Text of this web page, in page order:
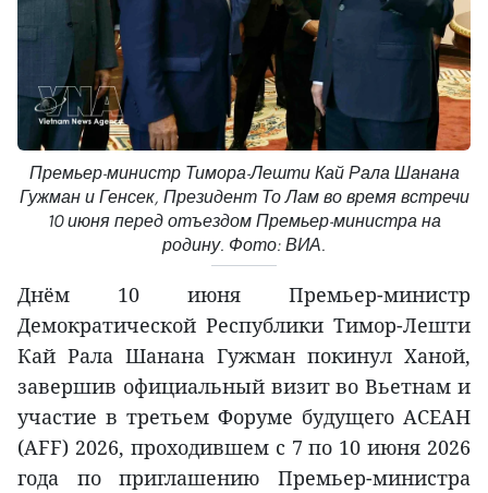
Премьер-министр Тимора-Лешти Кай Рала Шанана
Гужман и Генсек, Президент То Лам во время встречи
10 июня перед отъездом Премьер-министра на
родину. Фото: ВИА.
Днём 10 июня Премьер-министр
Демократической Республики Тимор-Лешти
Кай Рала Шанана Гужман покинул Ханой,
завершив официальный визит во Вьетнам и
участие в третьем Форуме будущего АСЕАН
(AFF) 2026, проходившем с 7 по 10 июня 2026
года по приглашению Премьер-министра